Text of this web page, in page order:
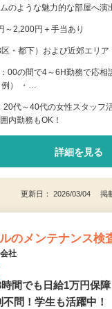
のような魅力的な部屋へ
～2,200円＋手当あり
区・都下）および近郊エリ
00の間で4～6H勤務で応相
例） ・…
20代～40代の女性スタッフ
内勤務もOK！
詳細を見る
更新日： 2026/03/04 掲
のメンテナンス検
社
間でも日給1万円保
問！学生も活躍中！